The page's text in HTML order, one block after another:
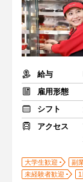
給与
雇用形態
シフト
アクセス
大学生歓迎 副
未経験者歓迎